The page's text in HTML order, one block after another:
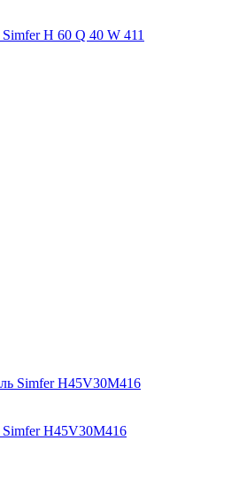
Simfer H 60 Q 40 W 411
Simfer H45V30M416